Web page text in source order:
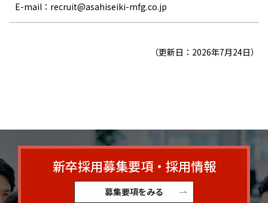
E-mail：recruit@asahiseiki-mfg.co.jp
（更新日：2026年7月24日）
新卒採用募集要項・採用情報
募集要項をみる